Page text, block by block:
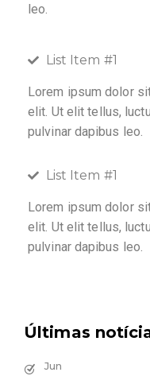
leo.
List Item #1
Lorem ipsum dolor
elit. Ut elit tellus,
pulvinar dapibus leo.
List Item #1
Lorem ipsum dolor
elit. Ut elit tellus,
pulvinar dapibus leo.
Últimas
Jun